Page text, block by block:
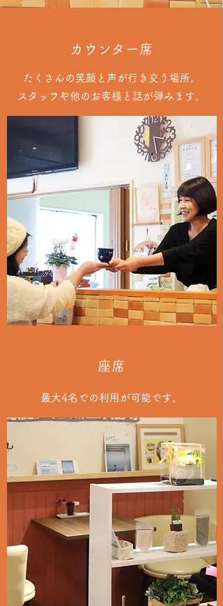
​​カウンター席
たくさんの笑顔と声が行き交う場所。
スタッフや他のお客様と話が弾みます。
座席
最大4名での利用が可能です。